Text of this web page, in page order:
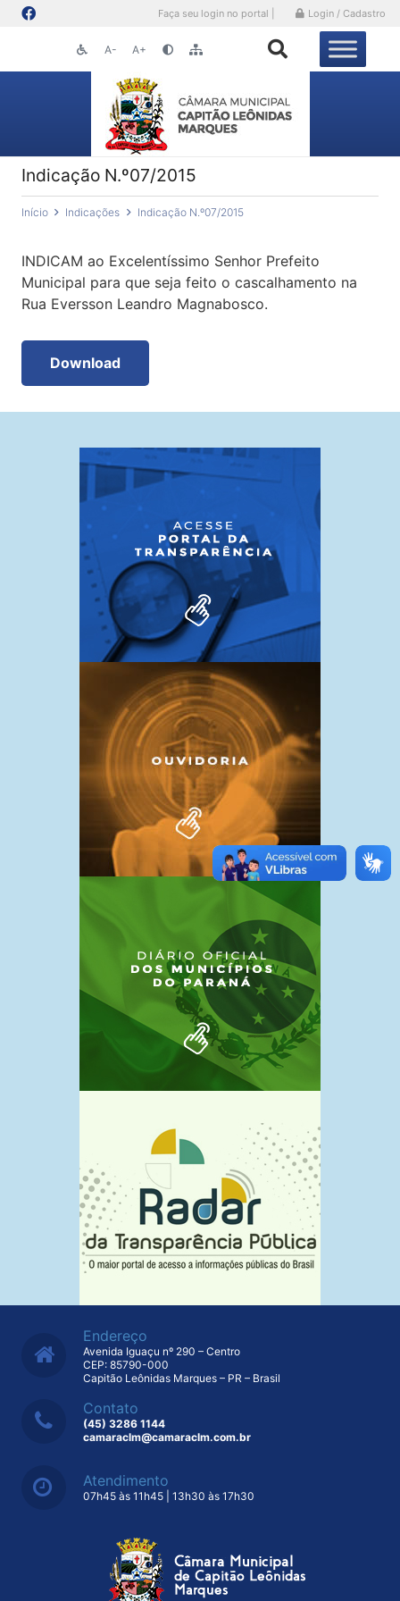
Faça seu login no portal | Login / Cadastro
A- A+
Indicação N.º07/2015
Início Indicações Indicação N.º07/2015
INDICAM ao Excelentíssimo Senhor Prefeito
Municipal para que seja feito o cascalhamento na
Rua Eversson Leandro Magnabosco.
Download
Endereço
Avenida Iguaçu nº 290 – Centro
CEP: 85790-000
Capitão Leônidas Marques – PR – Brasil
Contato
(45) 3286 1144
camaraclm@camaraclm.com.br
Atendimento
07h45 às 11h45 | 13h30 às 17h30